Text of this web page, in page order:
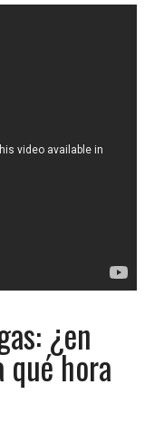
¿en
qué hora